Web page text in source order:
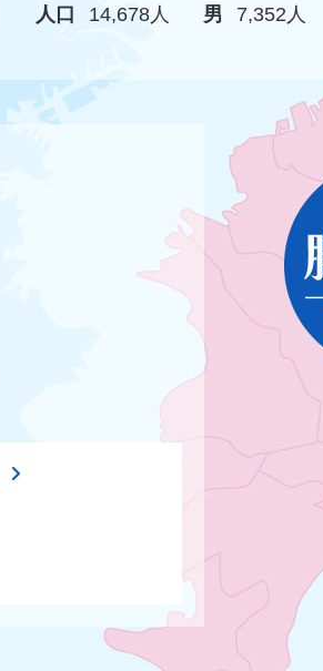
人口 14,678人 男 7,352人